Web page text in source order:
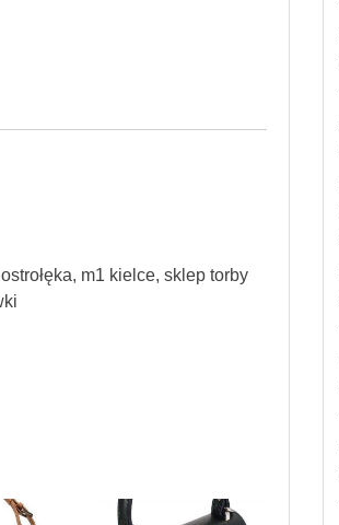
m1 kielce, sklep torby